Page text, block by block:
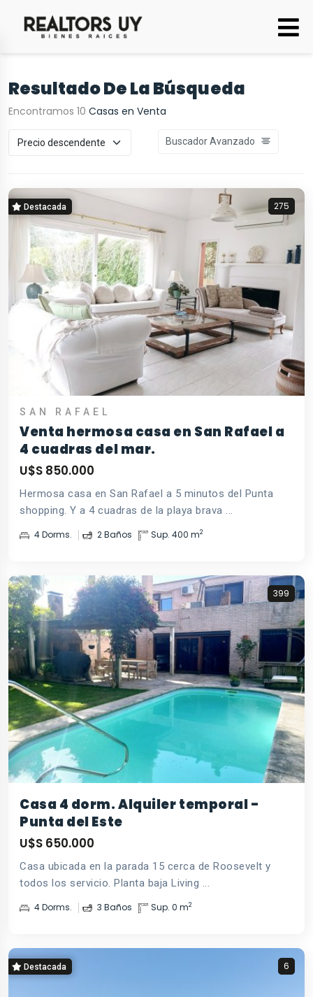
Resultado De La Búsqueda
Encontramos 10 Casas en Venta
Buscador Avanzado
Destacada 275
SAN RAFAEL
Venta hermosa casa en San Rafael a
4 cuadras del mar.
U$S 850.000
Hermosa casa en San Rafael a 5 minutos del Punta
shopping. Y a 4 cuadras de la playa brava ...
4 Dorms. 2 Baños Sup. 400 m2
399
Casa 4 dorm. Alquiler temporal -
Punta del Este
U$S 650.000
Casa ubicada en la parada 15 cerca de Roosevelt y
todos los servicio. Planta baja Living ...
4 Dorms. 3 Baños Sup. 0 m2
Destacada 6